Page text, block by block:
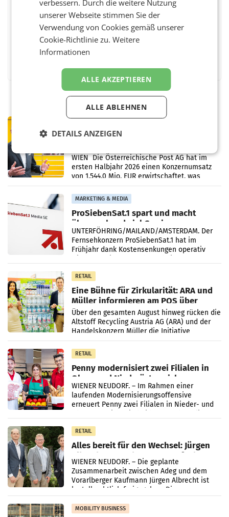
BEWERTEN SIE DIESEN ARTIKEL
FacebookTwitterMessenger
Österreichische Post: Umsatzplus im
Briefgeschäft
WIEN Die Österreichische Post AG hat im
ersten Halbjahr 2026 einen Konzernumsatz
von 1.544,0 Mio. EUR erwirtschaftet, was
einem Plus von 3,8 Prozent gegenüber dem
Vergleichszeitraum
MARKETING & MEDIA
ProSiebenSat.1 spart und macht
überraschend viel Gewinn
UNTERFÖHRING/MAILAND/AMSTERDAM. Der
Fernsehkonzern ProSiebenSat.1 hat im
Frühjahr dank Kostensenkungen operativ
RETAIL
Eine Bühne für Zirkularität: ARA und
Müller informieren am POS über
Kreislauffähigkeit
Über den gesamten August hinweg rücken die
Altstoff Recycling Austria AG (ARA) und der
Handelskonzern Müller die Initiative
„Kreislauf-Helden“ in allen österreichischen
Müller-Filialen
RETAIL
Penny modernisiert zwei Filialen in
Ober- und Niederösterreich
WIENER NEUDORF. – Im Rahmen einer
laufenden Modernisierungsoffensive
erneuert Penny zwei Filialen in Nieder- und
RETAIL
Alles bereit für den Wechsel: Jürgen
Albrecht setzt ab 1.1.2027 auf Adeg
WIENER NEUDORF. – Die geplante
Zusammenarbeit zwischen Adeg und dem
Vorarlberger Kaufmann Jürgen Albrecht ist
kartellrechtlich freigegeben: Die
Bundeswettbewerbsbehörde und der
Bundeskartellanwalt
MOBILITY BUSINESS
verbessern. Durch die weitere Nutzung
unserer Webseite stimmen Sie der
Verwendung von Cookies gemäß unserer
Cookie-Richtlinie zu.Weitere
Informationen
ALLE AKZEPTIEREN
ALLE ABLEHNEN
DETAILS ANZEIGEN